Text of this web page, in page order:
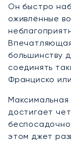
Он быстро
оживлённые
большинству
соединять
Франциско
достигает
этом джет